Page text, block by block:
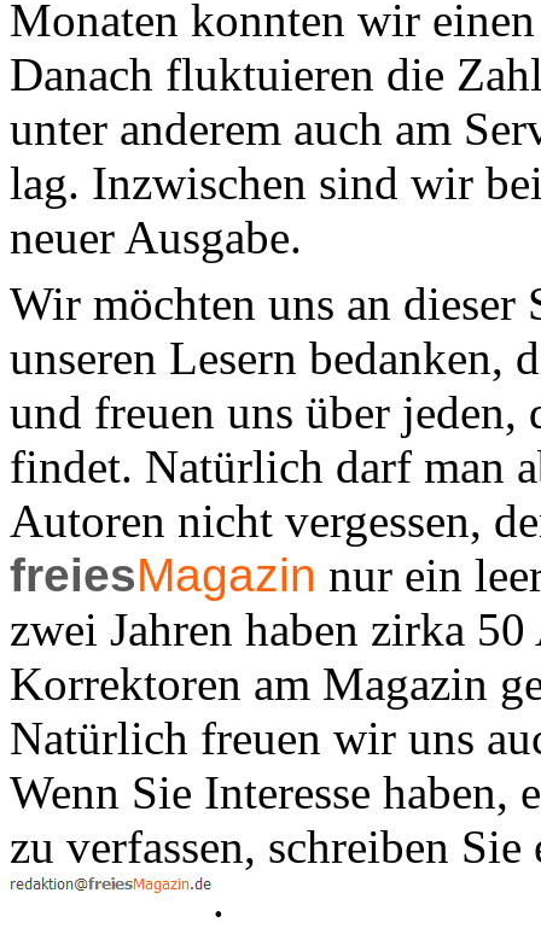
Monaten konnten wir
Danach fluktuieren die
unter anderem auch am
lag. Inzwischen sind wir
neuer Ausgabe.
Wir möchten uns an dieser
unseren Lesern bedanken,
und freuen uns über
findet. Natürlich darf man
Autoren nicht vergessen,
freiesMagazin nur ein
zwei Jahren haben zirka
Korrektoren am Magazin
Natürlich freuen wir uns
Wenn Sie Interesse
zu verfassen, schreiben
.